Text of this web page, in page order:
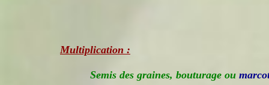
Multiplication :
Semis des graines, bouturage ou